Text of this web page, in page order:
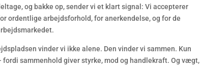
og bakke op, sender vi et klart signal: Vi accepterer
ordentlige arbejdsforhold, for anerkendelse, og for de
vinder vi ikke alene. Den vinder vi sammen. Kun
sammenhold giver styrke, mod og handlekraft. Og vægt,